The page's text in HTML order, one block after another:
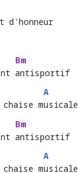
Bm
antisportif
antisportif
m
A
u
musicale
Bm
antisportif
antisportif
A
musicale